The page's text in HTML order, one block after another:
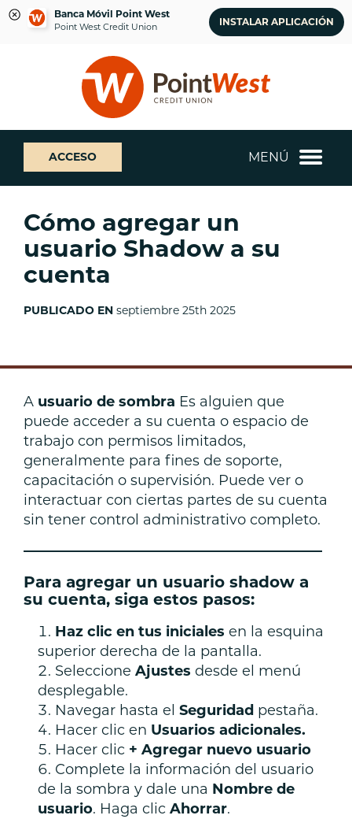
Banca Móvil Point West
Point West Credit Union INSTALAR APLICACIÓN
sesión
banca
web
¿Qué
podemos
ayudarte
a
ACCESO MENÚ
Cómo agregar un
usuario Shadow a su
cuenta
PUBLICADO EN septiembre 25th 2025
A usuario de sombra Es alguien que
puede acceder a su cuenta o espacio de
trabajo con permisos limitados,
generalmente para fines de soporte,
capacitación o supervisión. Puede ver o
interactuar con ciertas partes de su cuenta
sin tener control administrativo completo.
———————————————————
Para agregar un usuario shadow a
su cuenta, siga estos pasos:
Haz clic en tus iniciales en la esquina
superior derecha de la pantalla.
Seleccione Ajustes desde el menú
desplegable.
Navegar hasta el Seguridad pestaña.
Hacer clic en Usuarios adicionales.
Hacer clic + Agregar nuevo usuario
Complete la información del usuario
de la sombra y dale una Nombre de
usuario. Haga clic Ahorrar.